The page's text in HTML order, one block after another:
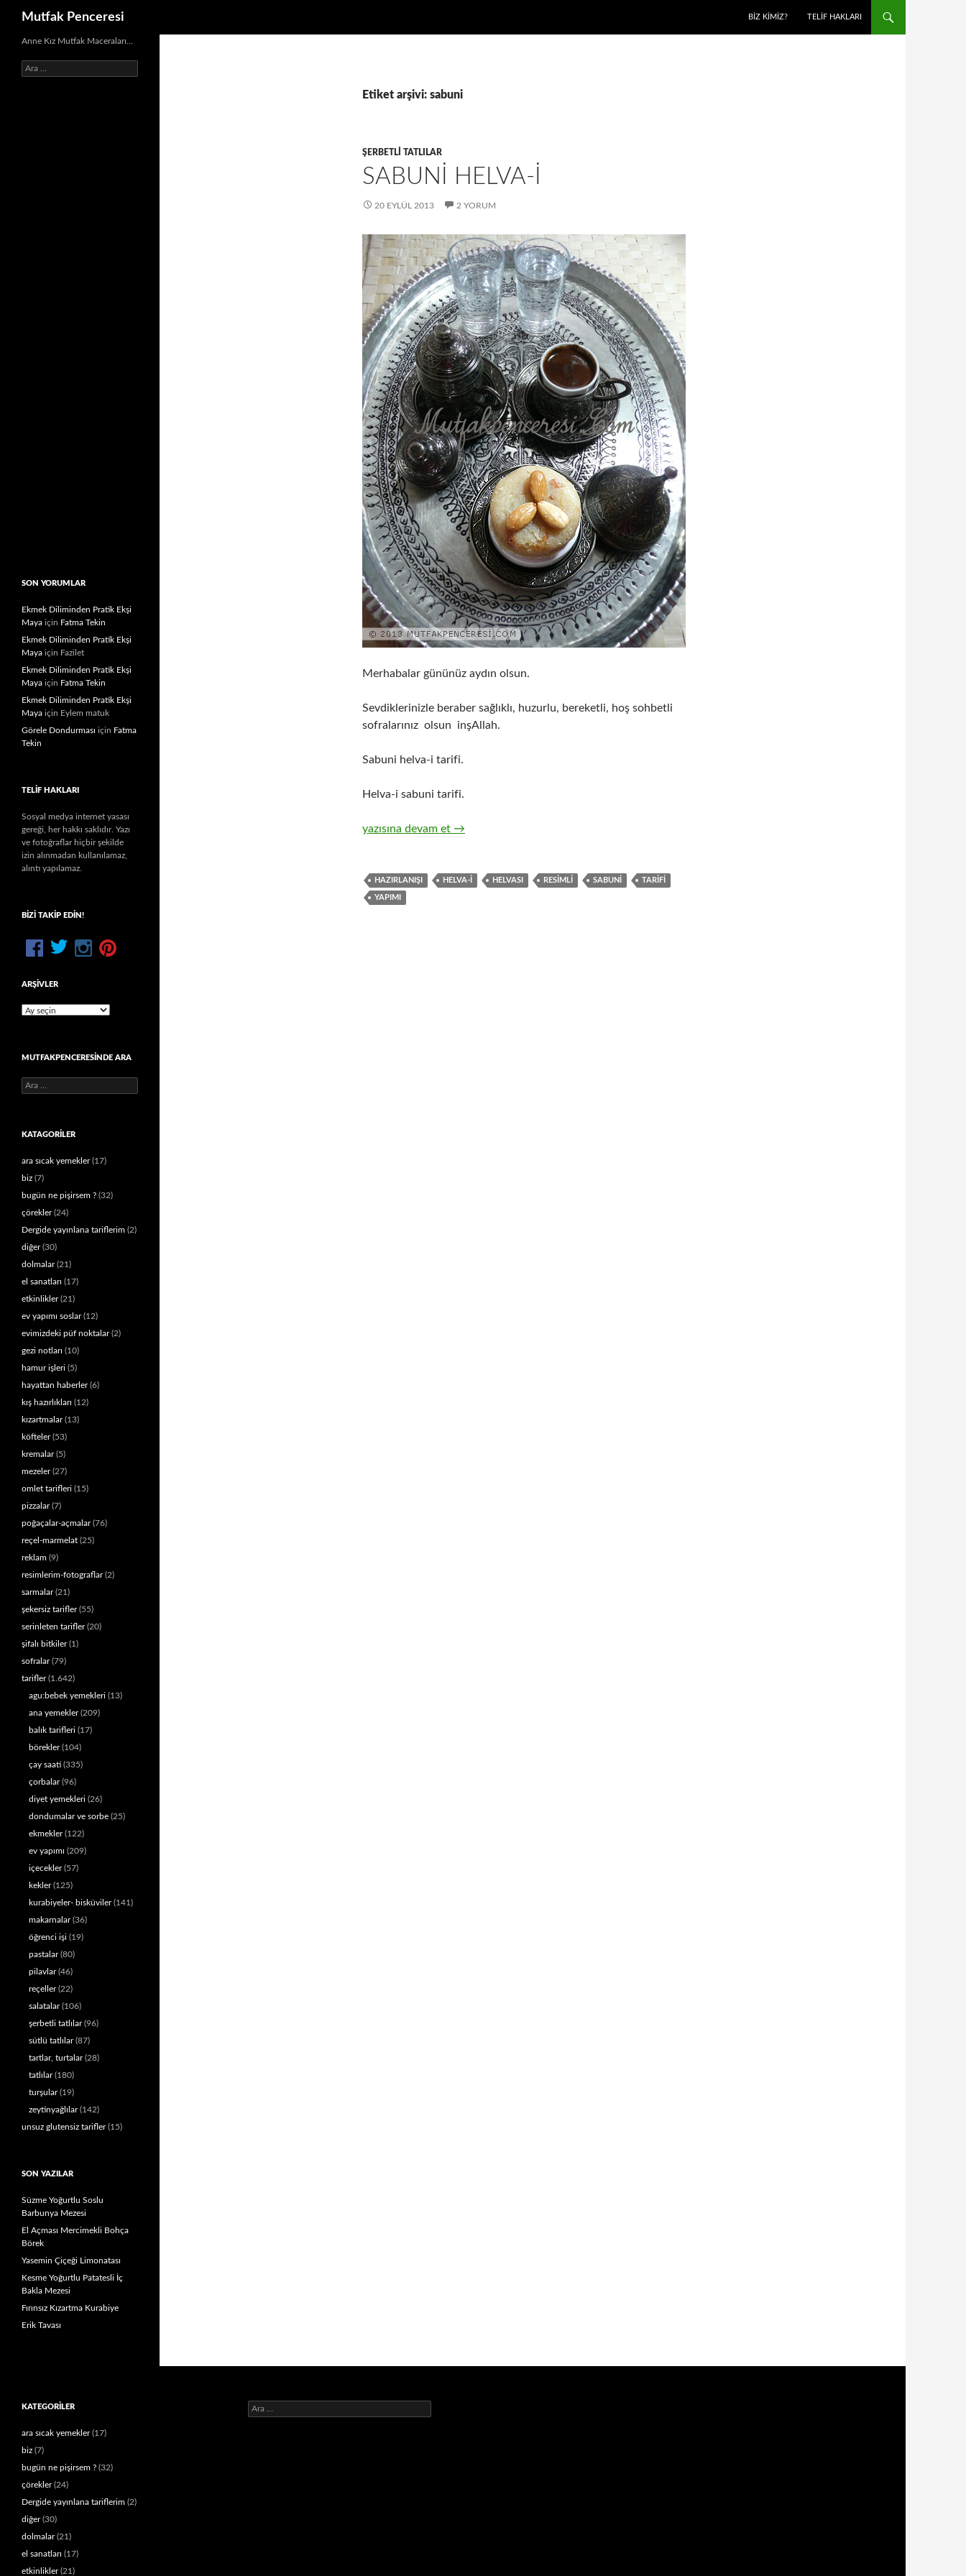
İçeriğe
Mutfak Penceresi BIZ KIMIZ? TELIF HAKLARI
Etiket arşivi: sabuni
ŞERBETLI TATLILAR
SABUNI HELVA-I
20 EYLÜL 2013 2 YORUM
Merhabalar gününüz aydın olsun.
Sevdiklerinizle beraber sağlıklı, huzurlu, bereketli, hoş sohbetli
sofralarınız olsun inşAllah.
Sabuni helva-i tarifi.
Helva-i sabuni tarifi.
Sabuni Helva-i
yazısına devam et →
HAZIRLANIŞI HELVA-I HELVASI RESIMLI SABUNI TARIFI
YAPIMI
Anne Kız Mutfak Maceraları…
Arama:
SON YORUMLAR
Ekmek Diliminden Pratik Ekşi
Maya için Fatma Tekin
Ekmek Diliminden Pratik Ekşi
Maya için Fazilet
Ekmek Diliminden Pratik Ekşi
Maya için Fatma Tekin
Ekmek Diliminden Pratik Ekşi
Maya için Eylem matuk
Görele Dondurması için Fatma
Tekin
TELIF HAKLARI
Sosyal medya internet yasası
gereği, her hakkı saklıdır. Yazı
ve fotoğraflar hiçbir şekilde
izin alınmadan kullanılamaz,
alıntı yapılamaz.
BIZI TAKIP EDIN!
ARŞIVLER
Arşivler
MUTFAKPENCERESINDE ARA
Arama:
KATAGORILER
ara sıcak yemekler(17)
biz (7)
bugün ne pişirsem ? (32)
çörekler(24)
Dergide yayınlana tariflerim (2)
diğer(30)
dolmalar(21)
el sanatları (17)
etkinlikler(21)
ev yapımı soslar(12)
evimizdeki püf noktalar(2)
gezi notları (10)
hamur işleri (5)
hayattan haberler(6)
kış hazırlıkları (12)
kızartmalar(13)
köfteler(53)
kremalar(5)
mezeler(27)
omlet tarifleri (15)
pizzalar(7)
poğaçalar-açmalar(76)
reçel-marmelat (25)
reklam (9)
resimlerim-fotograflar(2)
sarmalar(21)
şekersiz tarifler(55)
serinleten tarifler(20)
şifalı bitkiler(1)
sofralar(79)
tarifler(1.642)
agu:bebek yemekleri (13)
ana yemekler(209)
balık tarifleri (17)
börekler(104)
çay saati (335)
çorbalar(96)
diyet yemekleri (26)
dondumalar ve sorbe (25)
ekmekler(122)
ev yapımı (209)
içecekler(57)
kekler(125)
kurabiyeler- bisküviler(141)
makarnalar(36)
öğrenci işi (19)
pastalar(80)
pilavlar(46)
reçeller(22)
salatalar(106)
şerbetli tatlılar(96)
sütlü tatlılar(87)
tartlar, turtalar(28)
tatlılar(180)
turşular(19)
zeytinyağlılar(142)
unsuz glutensiz tarifler(15)
SON YAZILAR
Süzme Yoğurtlu Soslu
Barbunya Mezesi
El Açması Mercimekli Bohça
Börek
Yasemin Çiçeği Limonatası
Kesme Yoğurtlu Patatesli İç
Bakla Mezesi
Fırınsız Kızartma Kurabiye
Erik Tavası
KATEGORILER
ara sıcak yemekler(17)
biz (7)
bugün ne pişirsem ? (32)
çörekler(24)
Dergide yayınlana tariflerim (2)
diğer(30)
dolmalar(21)
el sanatları (17)
etkinlikler(21)
Arama: